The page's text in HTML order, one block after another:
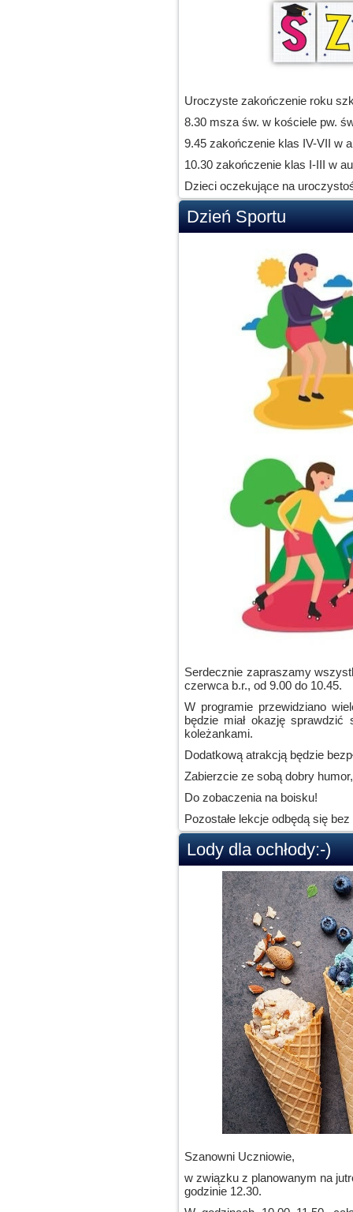
Uroczyste zakończenie roku
8.30 msza św. w kościele pw.
9.45 zakończenie klas IV-VII w
10.30 zakończenie klas I-III w
Dzieci oczekujące na
Dzień Sportu
Serdecznie zapraszamy
czerwca b.r., od 9.00 do 10.45.
W programie przewidziano
będzie miał okazję
koleżankami.
Dodatkową atrakcją będzie
Zabierzcie ze sobą dobry
Do zobaczenia na boisku!
Pozostałe lekcje odbędą się
Lody dla ochłody:-)
Szanowni Uczniowie,
w związku z planowanym na
godzinie 12.30.